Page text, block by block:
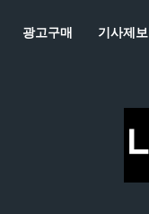
광고구매 기사제보